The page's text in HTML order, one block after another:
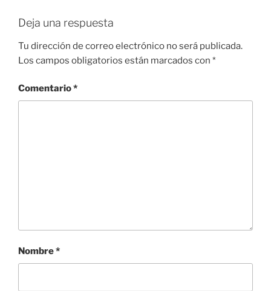
Deja una respuesta
Tu dirección de correo electrónico no será publicada.
Los campos obligatorios están marcados con *
Comentario*
Nombre*